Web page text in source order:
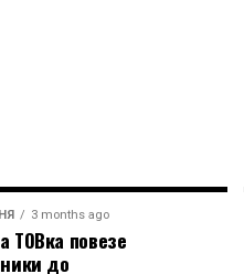
3 months ago
ТОВка повезе
до